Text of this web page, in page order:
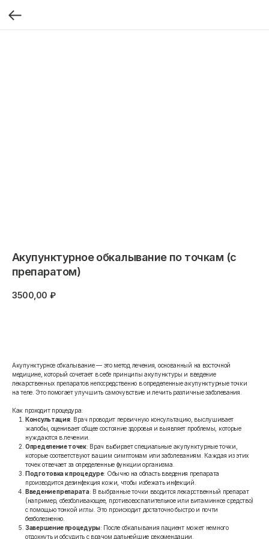
Акупунктурное обкалывание по точкам (с
препаратом)
3500,00 ₽
Акупунктурное обкалывание — это метод лечения, основанный на восточной
медицине, который сочетает в себе принципы акупунктуры и введение
лекарственных препаратов непосредственно в определенные акупунктурные точки
на теле. Это помогает улучшить самочувствие и лечить различные заболевания.
Как проходит процедура:
Консультация: Врач проводит первичную консультацию, выслушивает
жалобы, оценивает общее состояние здоровья и выявляет проблемы, которые
нуждаются в лечении.
Определение точек: Врач выбирает специальные акупунктурные точки,
которые соответствуют вашим симптомам или заболеваниям. Каждая из этих
точек отвечает за определенные функции организма.
Подготовка к процедуре: Обычно на область введения препарата
производится дезинфекция кожи, чтобы избежать инфекций.
Введение препарата: В выбранные точки вводится лекарственный препарат
(например, обезболивающее, противовоспалительное или витаминное средство)
с помощью тонкой иглы. Это происходит достаточно быстро и почти
безболезненно.
Завершение процедуры: После обкалывания пациент может немного
отдохнуть и обсудить с врачом дальнейшие рекомендации.